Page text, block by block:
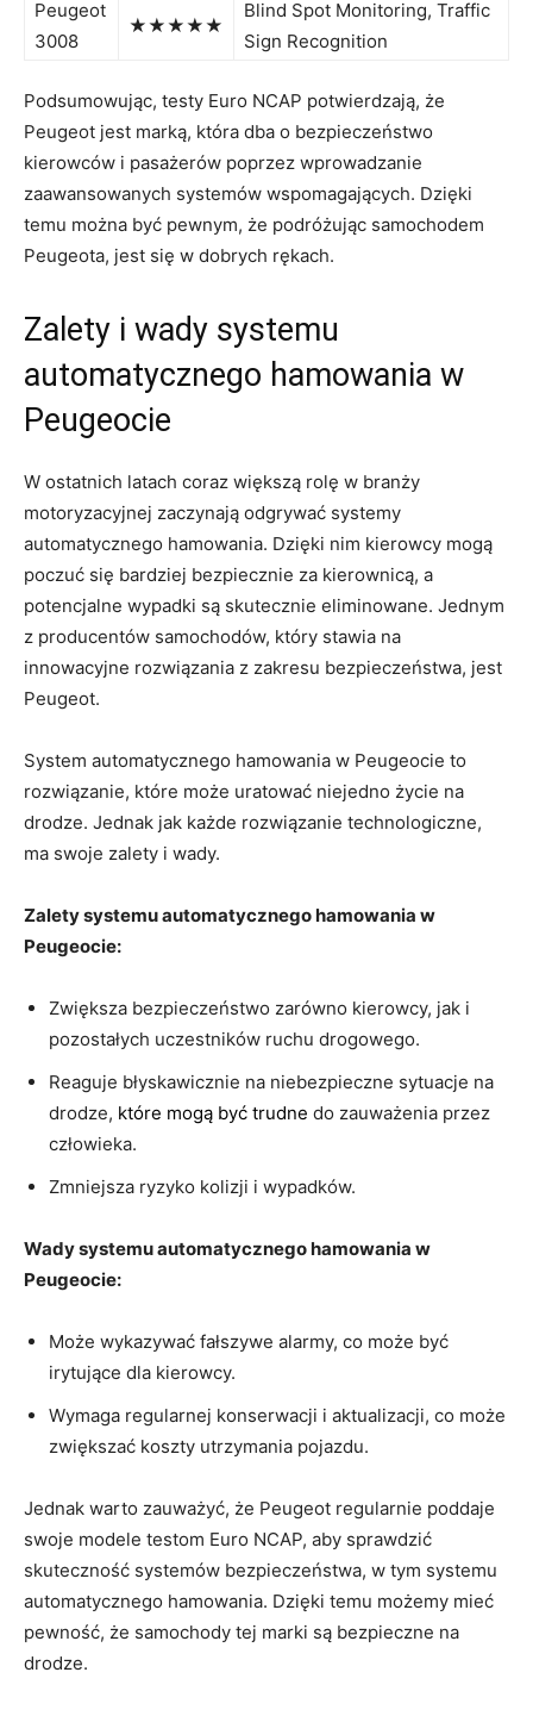
Peugeot
3008
★★★★★
Blind Spot Monitoring, Traffic
⁣Sign Recognition
Podsumowując, testy Euro NCAP potwierdzają, że
⁢Peugeot jest marką, która dba o bezpieczeństwo ​
kierowców ⁣i⁣ pasażerów poprzez wprowadzanie⁣
zaawansowanych systemów wspomagających. ⁢Dzięki
temu można ​być pewnym,⁤ że podróżując samochodem
‌Peugeota, jest się ⁤w dobrych rękach.
Zalety⁣ i wady⁣ systemu
automatycznego hamowania w
Peugeocie
W ‌ostatnich latach coraz większą rolę w branży
motoryzacyjnej zaczynają odgrywać systemy
automatycznego hamowania. ‍Dzięki⁢ nim kierowcy ⁣mogą
poczuć‌ się bardziej bezpiecznie‌ za kierownicą, ‍a
potencjalne ⁣wypadki⁢ są skutecznie eliminowane. Jednym
z producentów samochodów, ⁢który​ stawia na
innowacyjne rozwiązania z zakresu bezpieczeństwa, jest
Peugeot.
System automatycznego⁤ hamowania w Peugeocie to
rozwiązanie, które może uratować niejedno życie na
drodze. Jednak jak każde⁢ rozwiązanie technologiczne,
ma swoje ⁢zalety i wady.
Zalety systemu automatycznego hamowania ‌w
Peugeocie:
Zwiększa bezpieczeństwo zarówno kierowcy, ⁣jak i
pozostałych uczestników ‍ruchu drogowego.
Reaguje błyskawicznie na niebezpieczne sytuacje na​
drodze, które mogą być trudne do ​zauważenia‌ przez
człowieka.
Zmniejsza ryzyko ​kolizji i wypadków.
Wady ⁣systemu automatycznego hamowania⁣ w
Peugeocie:
Może wykazywać fałszywe alarmy, co może ‌być
irytujące dla ‍kierowcy.
Wymaga regularnej konserwacji i⁢ aktualizacji, co‌ może
zwiększać koszty utrzymania pojazdu.
Jednak ⁢warto⁣ zauważyć, że Peugeot regularnie poddaje
swoje⁢ modele ‌testom Euro NCAP, ⁣aby sprawdzić
skuteczność systemów bezpieczeństwa, w‌ tym ⁣systemu
automatycznego hamowania. Dzięki temu możemy mieć‌
pewność, że samochody tej‌ marki‌ są‌ bezpieczne na
drodze.